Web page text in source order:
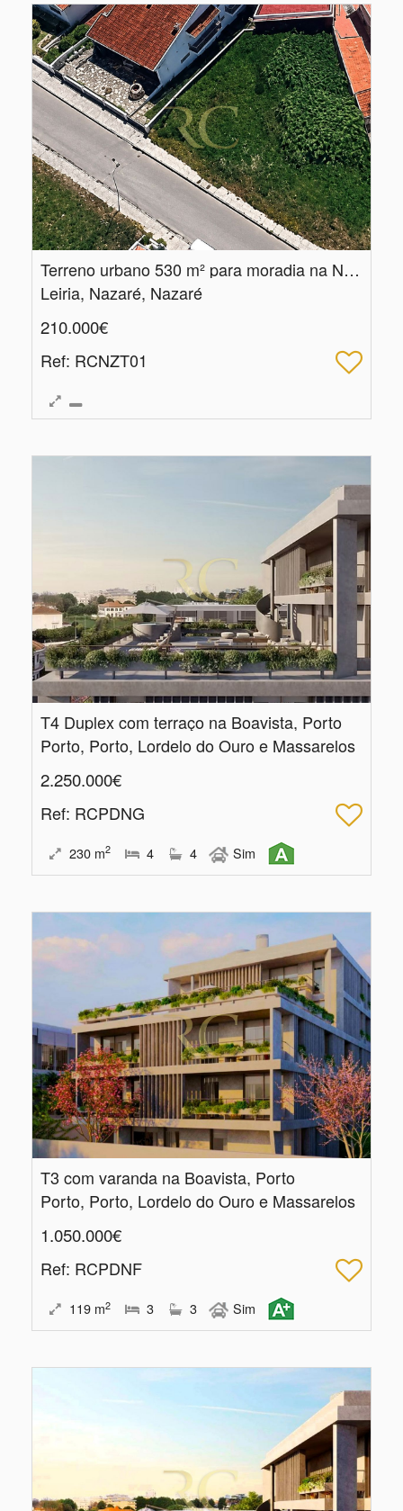
Terreno urbano 530 m² para moradia na Nazaré
Leiria, Nazaré, Nazaré
210.000€
Ref: RCNZT01
T4 Duplex com terraço na Boavista, Porto
Porto, Porto, Lordelo do Ouro e Massarelos
2.250.000€
Ref: RCPDNG
230 m2 4 4 Sim
T3 com varanda na Boavista, Porto
Porto, Porto, Lordelo do Ouro e Massarelos
1.050.000€
Ref: RCPDNF
119 m2 3 3 Sim